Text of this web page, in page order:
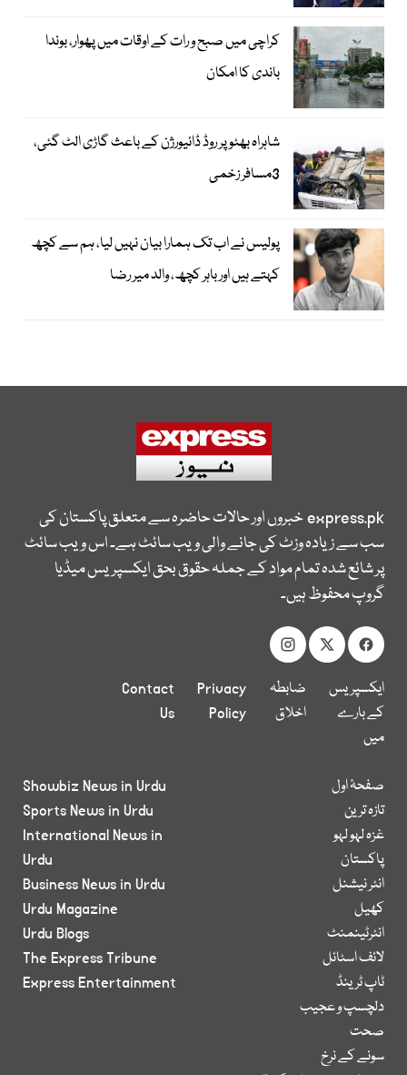
کراچی میں صبح و رات کے اوقات میں پھوار، بوندا
باندی کا امکان
شاہراہ بھٹو پر روڈ ڈائیورژن کے باعث گاڑی الٹ گئی،
3مسافر زخمی
پولیس نے اب تک ہمارا بیان نہیں لیا، ہم سے کچھ
کہتے ہیں اور باہر کچھ، والد میر رضا
express.pkخبروں اور حالات حاضرہ سے متعلق پاکستان کی
سب سے زیادہ وزٹ کی جانے والی ویب سائٹ ہے۔ اس ویب سائٹ
پر شائع شدہ تمام مواد کے جملہ حقوق بحق ایکسپریس میڈیا
گروپ محفوظ ہیں۔
ایکسپریس
کے بارے
میں
ضابطہ
اخلاق
Privacy
Policy
Contact
Us
صفحۂ اول
تازہ ترین
غزہ لہو لہو
پاکستان
انٹر نیشنل
کھیل
انٹرٹینمنٹ
لائف اسٹائل
ٹاپ ٹرینڈ
دلچسپ و عجیب
صحت
سونے کے نرخ
Showbiz News in Urdu
Sports News in Urdu
International News in
Urdu
Business News in Urdu
Urdu Magazine
Urdu Blogs
The Express Tribune
Express Entertainment